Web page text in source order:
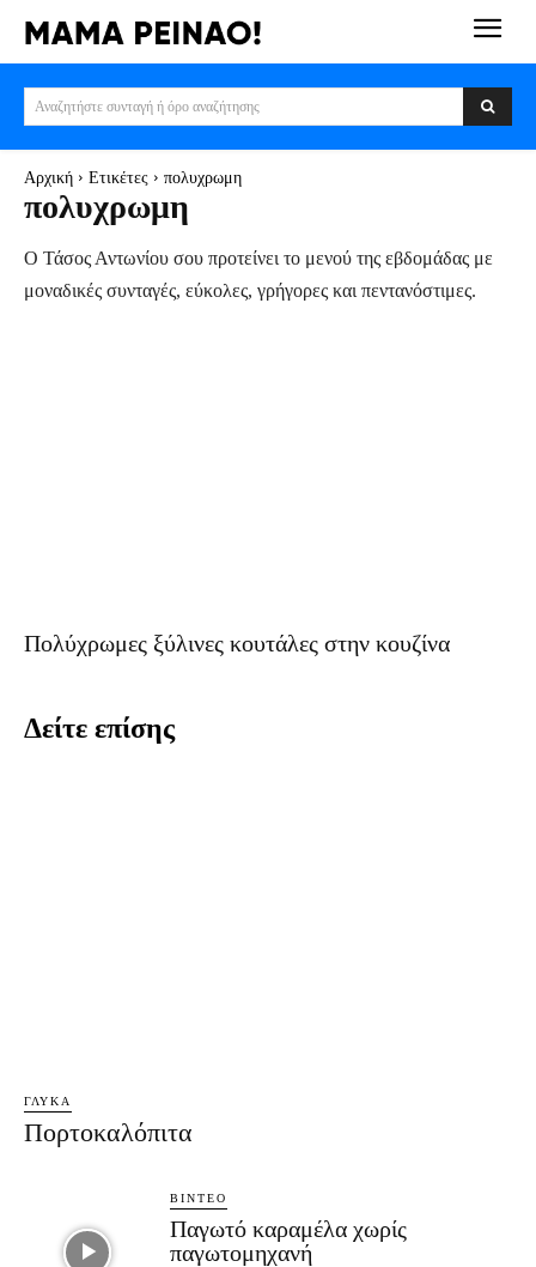
Αναζητήστε συνταγή ή όρο αναζήτησης
Αρχική Ετικέτες πολυχρωμη
πολυχρωμη
Ο Τάσος Αντωνίου σου προτείνει το μενού της εβδομάδας με
μοναδικές συνταγές, εύκολες, γρήγορες και πεντανόστιμες.
Πολύχρωμες ξύλινες κουτάλες στην κουζίνα
Δείτε επίσης
ΓΛΥΚΆ
Πορτοκαλόπιτα
ΒΊΝΤΕΟ
Παγωτό καραμέλα χωρίς
παγωτομηχανή